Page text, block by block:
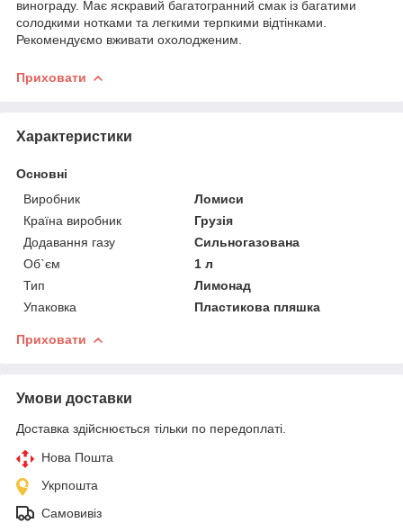
винограду. Має яскравий багатогранний смак із багатими
солодкими нотками та легкими терпкими відтінками.
Рекомендуємо вживати охолодженим.
Приховати
Характеристики
Основні
Виробник
Ломиси
Країна виробник
Грузія
Додавання газу
Сильногазована
Об`єм
1 л
Тип
Лимонад
Упаковка
Пластикова пляшка
Приховати
Умови доставки
Доставка здійснюється тільки по передоплаті.
Нова Пошта
Укрпошта
Самовивіз